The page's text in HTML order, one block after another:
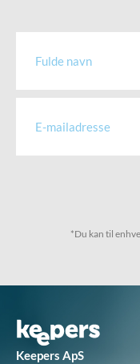
*Du kan til
Keepers ApS